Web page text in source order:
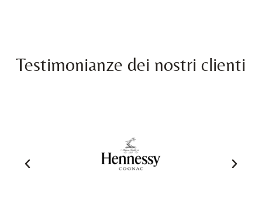
Testimonianze dei nostri clienti